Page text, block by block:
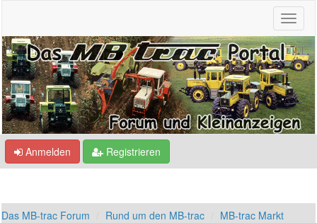
Anmelden Registrieren
Das MB-trac Forum Rund um den MB-trac MB-trac Markt